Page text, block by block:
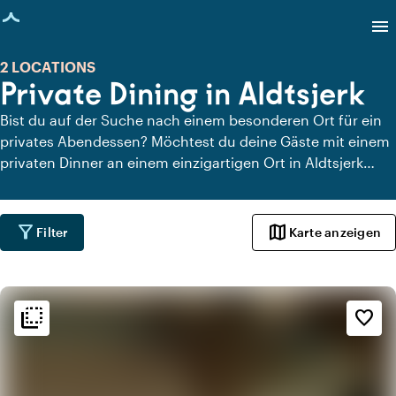
geladen
menu
Private Dining in Aldtsjerk
2 LOCATIONS
Bist du auf der Suche nach einem besonderen Ort für ein
privates Abendessen? Möchtest du deine Gäste mit einem
privaten Dinner an einem einzigartigen Ort in Aldtsjerk
einfach alle Locations in Aldtsjerk, an denen du in aller
Ruhe dinieren kannst. Schau dir alle privaten Dining-
Locations für ein köstliches privates Dinner an.
filter_alt Filter map Karte anzeigen
flip_to_back favorite_border
flip_to_back Ambiente und Ästhetik
info
Ländlich